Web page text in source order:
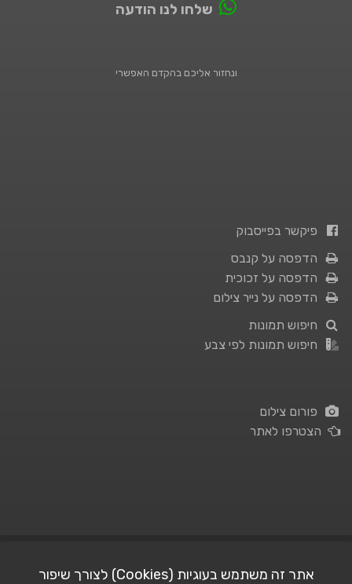
שלחו לנו הודעה
ונחזור אליכם בהקדם האפשרי
פיקשר בפייסבוק
הדפסה על קנבס
הדפסה על זכוכית
הדפסה על נייר צילום
חיפוש תמונות
חיפוש תמונות לפי צבע
פורום צילום
הצטרפו לאתר
אתר זה משתמש בעוגיות (Cookies) לצורך שיפור